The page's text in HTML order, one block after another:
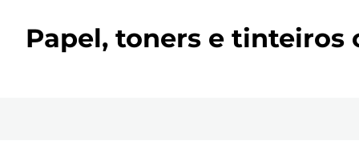
Papel, toners e tinteiros